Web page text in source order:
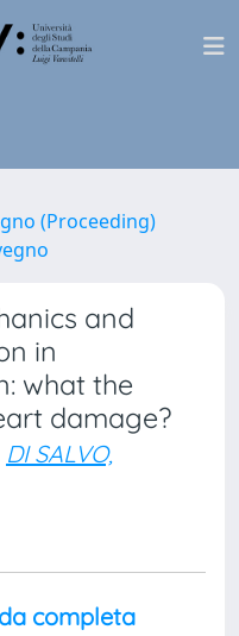
(Proceeding)
and
in
what the
damage?
DI SALVO,
completa